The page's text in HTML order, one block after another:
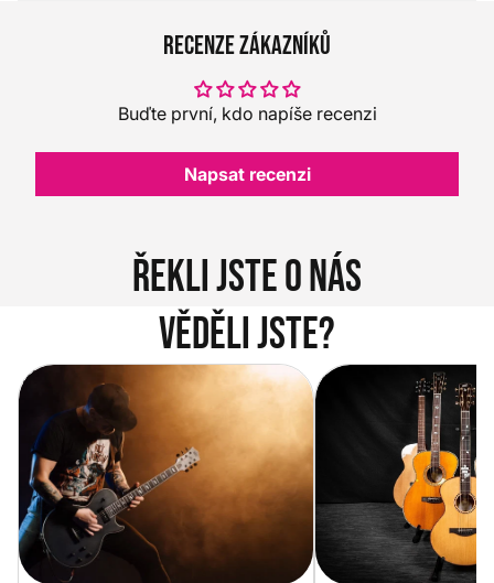
Recenze zákazníků
Buďte první, kdo napíše recenzi
Napsat recenzi
Řekli jste o nás
Věděli jste?
Vítejte na novém e-shopu Music
City
Jak vybrat